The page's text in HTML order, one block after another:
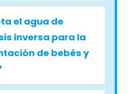
el agua de
inversa para la
de bebés y